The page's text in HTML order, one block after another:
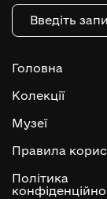
Головна
Колекції
Музеї
Правила
Політика